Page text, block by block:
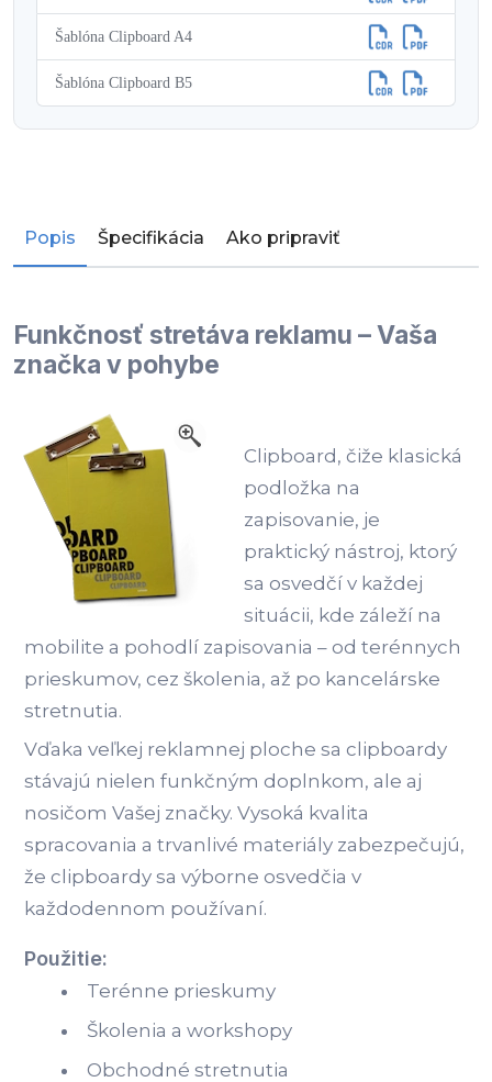
Šablóna ​Clipboard A4
Šablóna Clipboard B5
Popis Špecifikácia Ako pripraviť
Funkčnosť stretáva reklamu – Vaša
značka v pohybe
Clipboard, čiže klasická
podložka na
zapisovanie, je
praktický nástroj, ktorý
sa osvedčí v každej
situácii, kde záleží na
mobilite a pohodlí zapisovania – od terénnych
prieskumov, cez školenia, až po kancelárske
stretnutia.
Vďaka veľkej reklamnej ploche sa clipboardy
stávajú nielen funkčným doplnkom, ale aj
nosičom Vašej značky. Vysoká kvalita
spracovania a trvanlivé materiály zabezpečujú,
že clipboardy sa výborne osvedčia v
každodennom používaní.
Použitie:
Terénne prieskumy
Školenia a workshopy
Obchodné stretnutia